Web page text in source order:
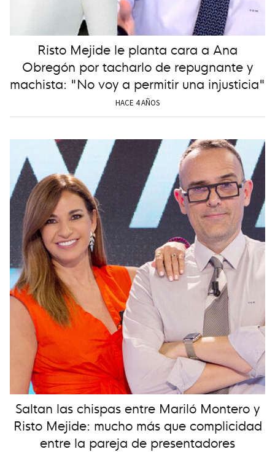
Risto Mejide le planta cara a Ana
Obregón por tacharlo de repugnante y
machista: "No voy a permitir una injusticia"
HACE 4 AÑOS
Saltan las chispas entre Mariló Montero y
Risto Mejide: mucho más que complicidad
entre la pareja de presentadores